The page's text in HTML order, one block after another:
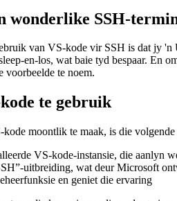
IDE, maar het jy geweet dat
wonderlike SSH-
van VS-kode vir SSH is dat jy 'n
voorbeelde te noem.
te gebruik
moontlik te maak, is die
VS-kode-instansie, die aanlyn